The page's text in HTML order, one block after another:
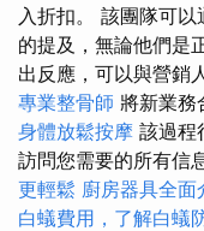
入折扣。 該團隊可
的提及，無論他們是
出反應，可以與營銷
專業整骨師 將新業務
身體放鬆按摩 該過程
訪問您需要的所有信
更輕鬆 廚房器具全面
白蟻費用，了解白蟻